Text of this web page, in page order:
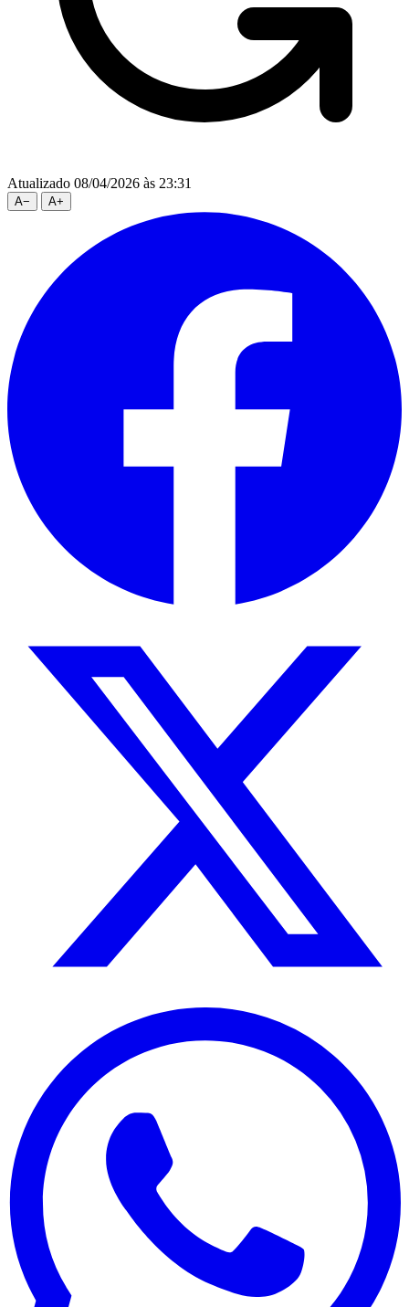
Atualizado 08/04/2026 às 23:31
A− A+